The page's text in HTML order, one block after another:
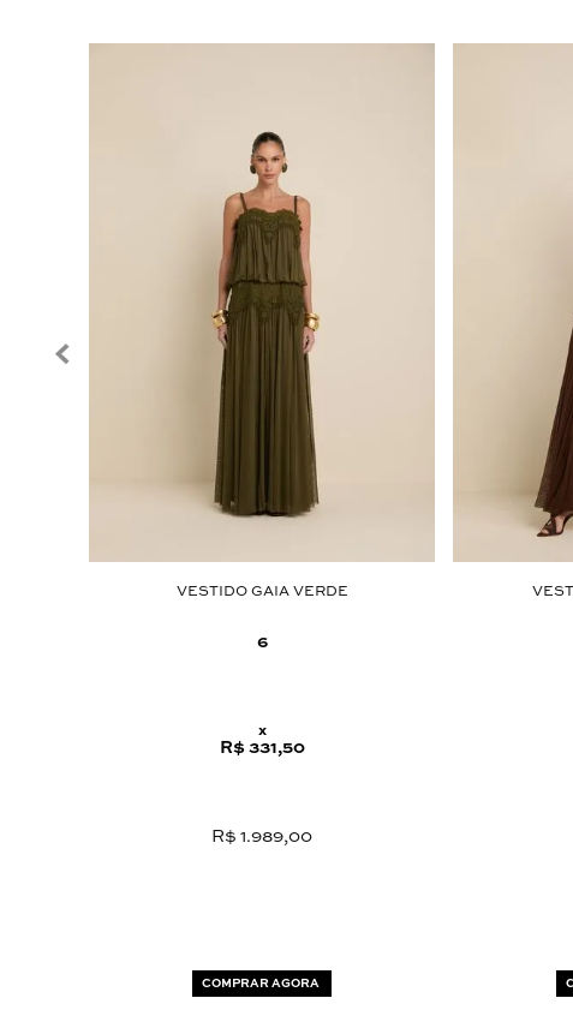
VESTIDO GAIA VERDE
6
x
R$ 331,50
R$ 1.989,00
COMPRAR AGORA